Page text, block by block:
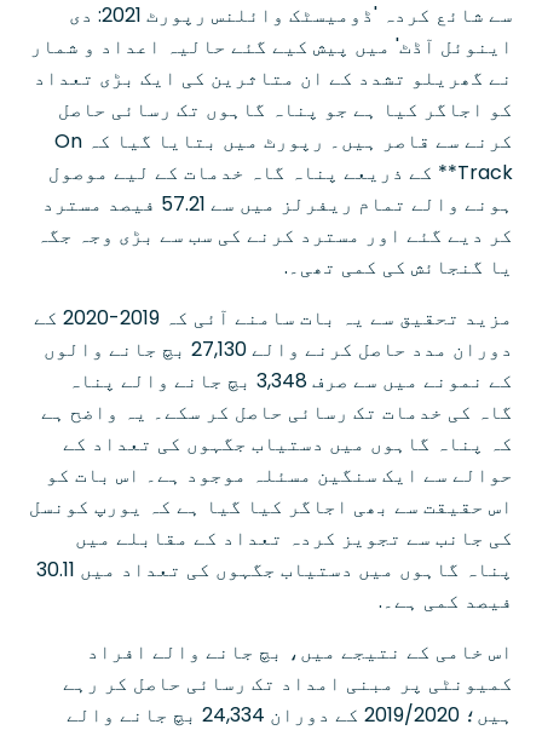
سے شائع کردہ 'ڈومیسٹک وائلنس رپورٹ 2021: دی
اینوئل آڈٹ' میں پیش کیے گئے حالیہ اعداد و شمار
نے گھریلو تشدد کے ان متاثرین کی ایک بڑی تعداد
کو اجاگر کیا ہے جو پناہ گاہوں تک رسائی حاصل
کرنے سے قاصر ہیں۔ رپورٹ میں بتایا گیا کہ On
Track** کے ذریعے پناہ گاہ خدمات کے لیے موصول
ہونے والے تمام ریفرلز میں سے 57.21 فیصد مسترد
کر دیے گئے اور مسترد کرنے کی سب سے بڑی وجہ جگہ
یا گنجائش کی کمی تھی۔.
مزید تحقیق سے یہ بات سامنے آئی کہ 2019-2020 کے
دوران مدد حاصل کرنے والے 27,130 بچ جانے والوں
کے نمونے میں سے صرف 3,348 بچ جانے والے پناہ
گاہ کی خدمات تک رسائی حاصل کر سکے۔ یہ واضح ہے
کہ پناہ گاہوں میں دستیاب جگہوں کی تعداد کے
حوالے سے ایک سنگین مسئلہ موجود ہے۔ اس بات کو
اس حقیقت سے بھی اجاگر کیا گیا ہے کہ یورپ کونسل
کی جانب سے تجویز کردہ تعداد کے مقابلے میں
پناہ گاہوں میں دستیاب جگہوں کی تعداد میں 30.11
فیصد کمی ہے۔.
اس خامی کے نتیجے میں، بچ جانے والے افراد
کمیونٹی پر مبنی امداد تک رسائی حاصل کر رہے
ہیں؛ 2019/2020 کے دوران 24,334 بچ جانے والے